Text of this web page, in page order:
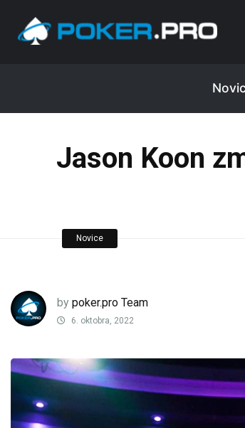
Jason Koon
Novice
by poker.pro Team
6. oktobra, 2022